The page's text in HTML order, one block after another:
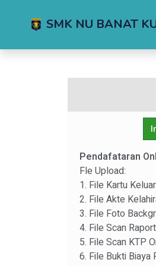
SMK NU BANAT
Pendafataran
Fle Upload:
1. File Kartu
2. File Akte
3. File Foto
4. File Scan
5. File Scan KTP
6. File Bukti